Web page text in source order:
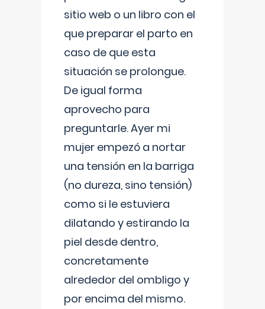
sitio web o un libro con el
que preparar el parto en
caso de que esta
situación se prolongue.
De igual forma
aprovecho para
preguntarle. Ayer mi
mujer empezó a nortar
una tensión en la barriga
(no dureza, sino tensión)
como si le estuviera
dilatando y estirando la
piel desde dentro,
concretamente
alrededor del ombligo y
por encima del mismo.